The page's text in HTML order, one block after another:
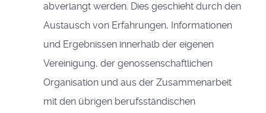
abverlangt werden. Dies geschieht durch den
Austausch von Erfahrungen, Informationen
und Ergebnissen innerhalb der eigenen
Vereinigung, der genossenschaftlichen
Organisation und aus der Zusammenarbeit
mit den übrigen berufsständischen